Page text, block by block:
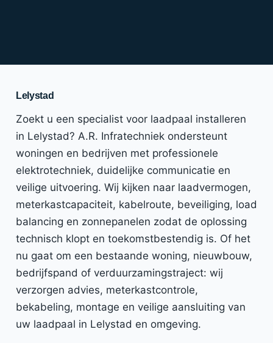
Lelystad
Zoekt u een specialist voor laadpaal installeren
in Lelystad? A.R. Infratechniek ondersteunt
woningen en bedrijven met professionele
elektrotechniek, duidelijke communicatie en
veilige uitvoering. Wij kijken naar laadvermogen,
meterkastcapaciteit, kabelroute, beveiliging, load
balancing en zonnepanelen zodat de oplossing
technisch klopt en toekomstbestendig is. Of het
nu gaat om een bestaande woning, nieuwbouw,
bedrijfspand of verduurzamingstraject: wij
verzorgen advies, meterkastcontrole,
bekabeling, montage en veilige aansluiting van
uw laadpaal in Lelystad en omgeving.